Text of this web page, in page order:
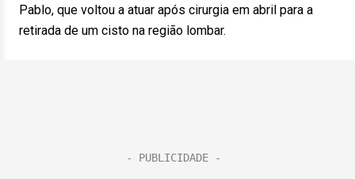
Pablo, que voltou a atuar após cirurgia em abril para a
retirada de um cisto na região lombar.